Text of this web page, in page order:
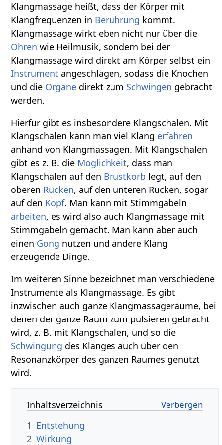
Klangmassage heißt, dass der Körper mit
Klangfrequenzen in Berührung kommt.
Klangmassage wirkt eben nicht nur über die
Ohren wie Heilmusik, sondern bei der
Klangmassage wird direkt am Körper selbst ein
Instrument angeschlagen, sodass die Knochen
und die Organe direkt zum Schwingen gebracht
werden.
Hierfür gibt es insbesondere Klangschalen. Mit
Klangschalen kann man viel Klang erfahren
anhand von Klangmassagen. Mit Klangschalen
gibt es z. B. die Möglichkeit, dass man
Klangschalen auf den Brustkorb legt, auf den
oberen Rücken, auf den unteren Rücken, sogar
auf den Kopf. Man kann mit Stimmgabeln
arbeiten, es wird also auch Klangmassage mit
Stimmgabeln gemacht. Man kann aber auch
einen Gong nutzen und andere Klang
erzeugende Dinge.
Im weiteren Sinne bezeichnet man verschiedene
Instrumente als Klangmassage. Es gibt
inzwischen auch ganze Klangmassageräume, bei
denen der ganze Raum zum pulsieren gebracht
wird, z. B. mit Klangschalen, und so die
Schwingung des Klanges auch über den
Resonanzkörper des ganzen Raumes genutzt
wird.
Inhaltsverzeichnis
1 Entstehung
2 Wirkung